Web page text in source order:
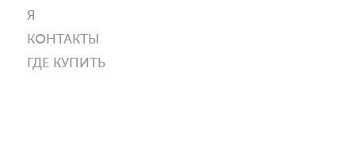
Я
КОНТАКТЫ
ГДЕ КУПИТЬ